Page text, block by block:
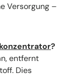
Versorgung –
?
entfernt
Dies